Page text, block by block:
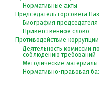
Нормативные акты
Председатель горсовета
Биография председателя
Приветственное слово
Противодействие коррупции
Деятельность комиссии по
соблюдению требований
Методические материалы
Нормативно-правовая